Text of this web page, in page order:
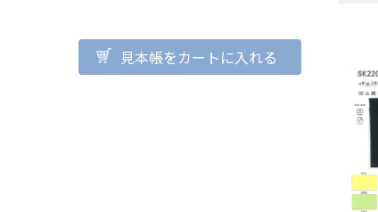
見本帳をカートに入れる